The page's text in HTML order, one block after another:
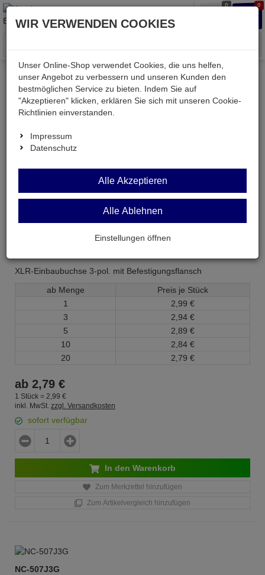
0 0
Menü
Kessler electronic Audio & Video Steckverbinder
XLR
XLR-Einbaubuchse 3-pol. mit Befestigungsflansch
ab Menge
Preis je Stück
1
2, 99 €
3
2, 94 €
5
2, 89 €
10
2, 84 €
20
2, 79 €
ab 2,79 €
1 Stück = 2, 99 €
inkl. MwSt. zzgl. Versandkosten
sofort verfügbar
In den Warenkorb
Zum Merkzettel hinzufügen
Zum Artikelvergleich hinzufügen
NC-507J3G
WIR VERWENDEN COOKIES
Unser Online-Shop verwendet Cookies, die uns helfen,
unser Angebot zu verbessern und unseren Kunden den
bestmöglichen Service zu bieten. Indem Sie auf
"Akzeptieren" klicken, erklären Sie sich mit unseren Cookie-
Richtlinien einverstanden.
Impressum
Datenschutz
Alle Akzeptieren
Alle Ablehnen
Einstellungen öffnen